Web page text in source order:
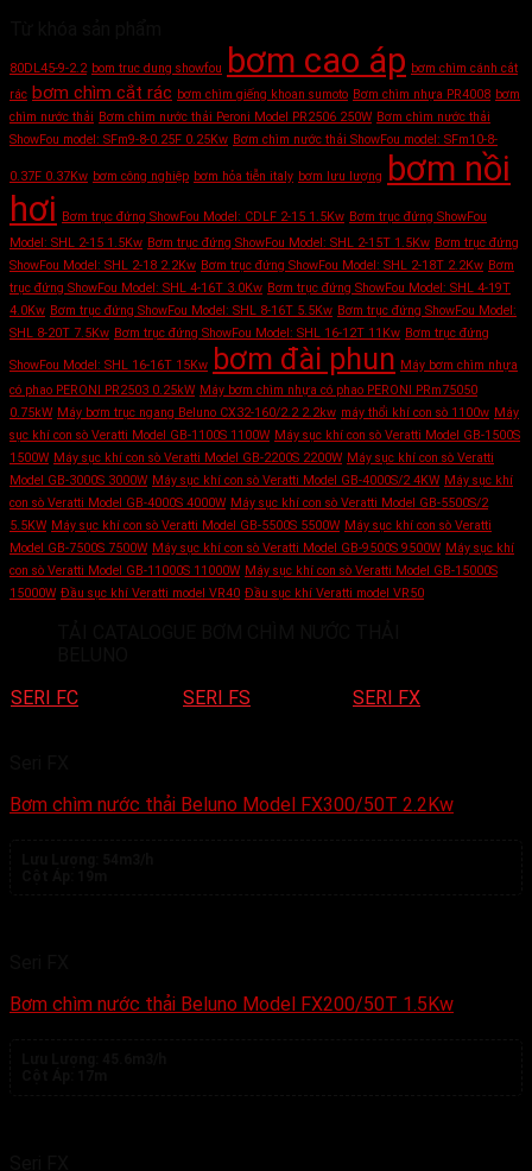
80DL45-9-2.2 bom truc dung showfou bơm cao áp bơm chìm cánh cắt
rác bơm chìm cắt rác bơm chìm giếng khoan sumoto Bơm chìm nhựa PR4008 bơm
chìm nước thải Bơm chìm nước thải Peroni Model PR2506 250W Bơm chìm nước thải
ShowFou model: SFm9-8-0.25F 0.25Kw Bơm chìm nước thải ShowFou model: SFm10-8-
0.37F 0.37Kw bơm công nghiệp bơm hỏa tiễn italy bơm lưu lượng
bơm nồi
hơi Bơm trục đứng ShowFou Model: CDLF 2-15 1.5Kw Bơm trục đứng ShowFou
Model: SHL 2-15 1.5Kw Bơm trục đứng ShowFou Model: SHL 2-15T 1.5Kw Bơm trục đứng
ShowFou Model: SHL 2-18 2.2Kw Bơm trục đứng ShowFou Model: SHL 2-18T 2.2Kw Bơm
trục đứng ShowFou Model: SHL 4-16T 3.0Kw Bơm trục đứng ShowFou Model: SHL 4-19T
4.0Kw Bơm trục đứng ShowFou Model: SHL 8-16T 5.5Kw Bơm trục đứng ShowFou Model:
SHL 8-20T 7.5Kw Bơm trục đứng ShowFou Model: SHL 16-12T 11Kw Bơm trục đứng
ShowFou Model: SHL 16-16T 15Kw bơm đài phun Máy bơm chìm nhựa
có phao PERONI PR2503 0.25kW Máy bơm chìm nhựa có phao PERONI PRm75050
0.75kW Máy bơm trục ngang Beluno CX32-160/2.2 2.2kw máy thổi khí con sò 1100w Máy
sục khí con sò Veratti Model GB-1100S 1100W Máy sục khí con sò Veratti Model GB-1500S
1500W Máy sục khí con sò Veratti Model GB-2200S 2200W Máy sục khí con sò Veratti
Model GB-3000S 3000W Máy sục khí con sò Veratti Model GB-4000S/2 4KW Máy sục khí
con sò Veratti Model GB-4000S 4000W Máy sục khí con sò Veratti Model GB-5500S/2
5.5KW Máy sục khí con sò Veratti Model GB-5500S 5500W Máy sục khí con sò Veratti
Model GB-7500S 7500W Máy sục khí con sò Veratti Model GB-9500S 9500W Máy sục khí
con sò Veratti Model GB-11000S 11000W Máy sục khí con sò Veratti Model GB-15000S
15000W Đầu sục khí Veratti model VR40 Đầu sục khí Veratti model VR50
SERI FC
SERI FS SERI FX
Bơm chìm nước thải Beluno Model FX300/50T 2.2Kw
Bơm chìm nước thải Beluno Model FX200/50T 1.5Kw